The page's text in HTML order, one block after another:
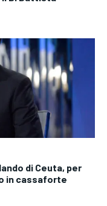
di Ceuta, per
in cassaforte